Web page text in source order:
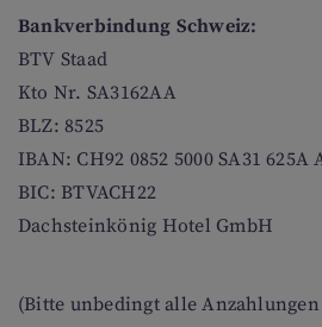
Bankverbindung Schweiz:
BTV Staad
Kto Nr. SA3162AA
BLZ: 8525
IBAN: CH92 0852 5000 SA31 625A
BIC: BTVACH22
Dachsteinkönig Hotel GmbH
(Bitte unbedingt alle